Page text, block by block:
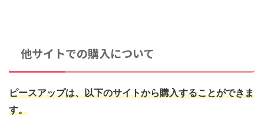
他サイトでの購入について
ピースアップは、以下のサイトから購入することができま
す。